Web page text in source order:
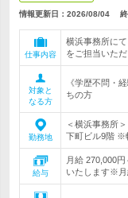
情報更新日：2026/08/04
仕事内容
横浜事務所に
をご担当いただ
対象と
なる方
《学歴不問・
ちの方
勤務地
＜横浜事務所
下町ビル9階 ※
給与
月給 270,000
いたします※月